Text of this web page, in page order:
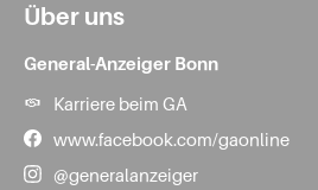
Über uns
General-Anzeiger Bonn
Karriere beim GA
www.facebook.com/gaonline
@generalanzeiger